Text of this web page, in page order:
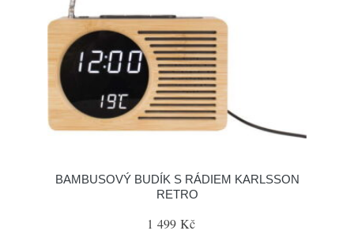
BAMBUSOVÝ BUDÍK S RÁDIEM KARLSSON
RETRO
1 499 Kč